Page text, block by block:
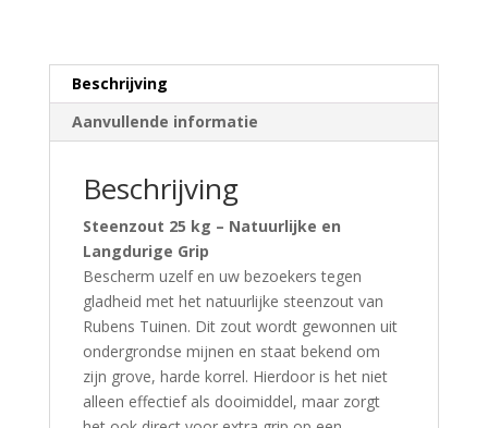
Beschrijving
Aanvullende informatie
Beschrijving
Steenzout 25 kg – Natuurlijke en
Langdurige Grip
Bescherm uzelf en uw bezoekers tegen
gladheid met het natuurlijke steenzout van
Rubens Tuinen. Dit zout wordt gewonnen uit
ondergrondse mijnen en staat bekend om
zijn grove, harde korrel. Hierdoor is het niet
alleen effectief als dooimiddel, maar zorgt